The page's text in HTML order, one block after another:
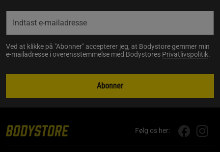
Ved at klikke på "Abonner" accepterer jeg, at Bodystore gemmer min
e-mailadresse i overensstemmelse med Bodystores Privatlivspolitik.
Abonner
Følg os her: